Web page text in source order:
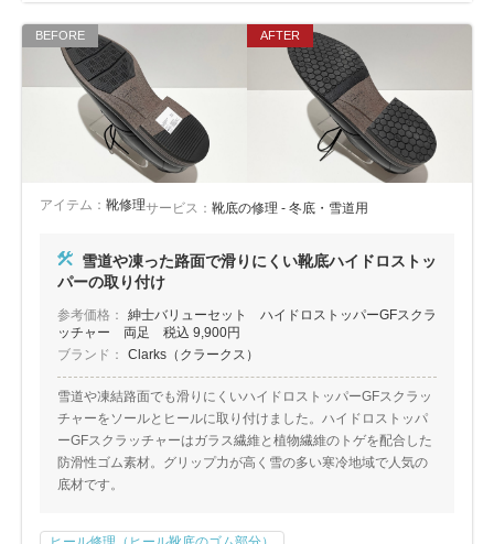
アイテム： 靴修理サービス： 靴底の修理 - 冬底・雪道用
雪道や凍った路面で滑りにくい靴底ハイドロストッ
パーの取り付け
参考価格：
紳士バリューセット ハイドロストッパーGFスクラ
ッチャー 両足 税込 9,900円
ブランド：
Clarks（クラークス）
雪道や凍結路面でも滑りにくいハイドロストッパーGFスクラッ
チャーをソールとヒールに取り付けました。ハイドロストッパ
ーGFスクラッチャーはガラス繊維と植物繊維のトゲを配合した
防滑性ゴム素材。グリップ力が高く雪の多い寒冷地域で人気の
底材です。